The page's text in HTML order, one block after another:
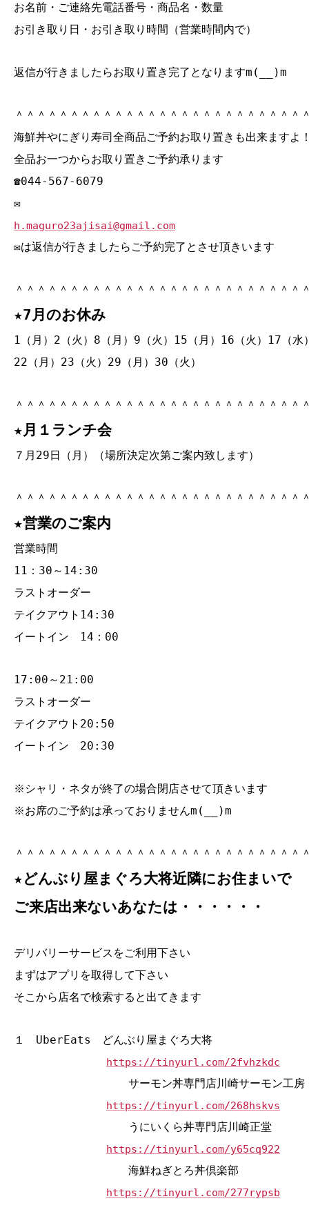
お名前・ご連絡先電話番号・商品名・数量
お引き取り日・お引き取り時間（営業時間内で）
返信が行きましたらお取り置き完了となりますm(__)m
＾＾＾＾＾＾＾＾＾＾＾＾＾＾＾＾＾＾＾＾＾＾＾＾＾＾
海鮮丼やにぎり寿司全商品ご予約お取り置きも出来ますよ
全品お一つからお取り置きご予約承ります
☎044‐567‐6079
✉
h.maguro23ajisai@gmail.com
✉は返信が行きましたらご予約完了とさせ頂きいます
＾＾＾＾＾＾＾＾＾＾＾＾＾＾＾＾＾＾＾＾＾＾＾＾＾＾
★7月のお休み
1（月）2（火）8（月）9（火）15（月）16（火）17（水
22（月）23（火）29（月）30（火）
＾＾＾＾＾＾＾＾＾＾＾＾＾＾＾＾＾＾＾＾＾＾＾＾＾＾
★月１ランチ会
７月29日（月）（場所決定次第ご案内致します）
＾＾＾＾＾＾＾＾＾＾＾＾＾＾＾＾＾＾＾＾＾＾＾＾＾＾
★営業のご案内
営業時間
11：30～14:30
ラストオーダー
テイクアウト14:30
イートイン 14：00
17:00～21:00
ラストオーダー
テイクアウト20:50
イートイン 20:30
※シャリ・ネタが終了の場合閉店させて頂きいます
※お席のご予約は承っておりませんm(__)m
＾＾＾＾＾＾＾＾＾＾＾＾＾＾＾＾＾＾＾＾＾＾＾＾＾＾
★どんぶり屋まぐろ大将近隣にお住まいで
ご来店出来ないあなたは・・・・・・
デリバリーサービスをご利用下さい
まずはアプリを取得して下さい
そこから店名で検索すると出てきます
１ UberEats どんぶり屋まぐろ大将
https://tinyurl.com/2fvhzkdc
サーモン丼専門店川崎サーモン工房
https://tinyurl.com/268hskvs
うにいくら丼専門店川崎正堂
https://tinyurl.com/y65cq922
海鮮ねぎとろ丼倶楽部
https://tinyurl.com/277rypsb